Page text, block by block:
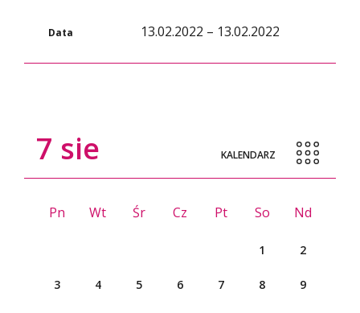
Data 13.02.2022 – 13.02.2022
7 sie KALENDARZ
Pn Wt Śr Cz Pt So Nd
1 2
3 4 5 6 7 8 9